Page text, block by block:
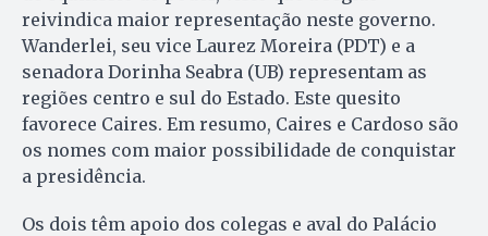
reivindica maior representação neste governo.
Wanderlei, seu vice Laurez Moreira (PDT) e a
senadora Dorinha Seabra (UB) representam as
regiões centro e sul do Estado. Este quesito
favorece Caires. Em resumo, Caires e Cardoso são
os nomes com maior possibilidade de conquistar
a presidência.
Os dois têm apoio dos colegas e aval do Palácio